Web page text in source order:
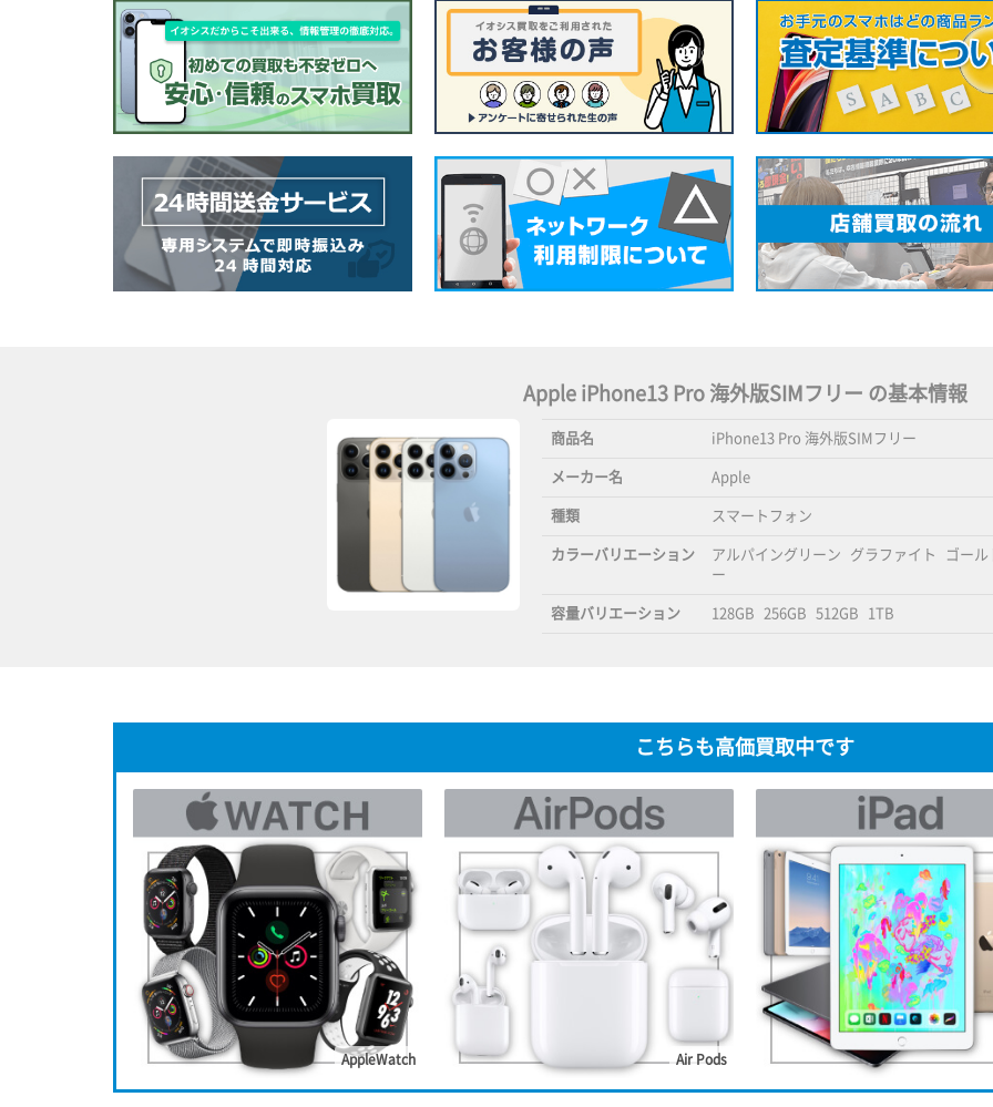
Apple iPhone13 Pro 海外版SIMフリー の基本情報
商品名 iPhone13 Pro 海外版SIMフリー
メーカー名 Apple
種類 スマートフォン
カラーバリエーション アルパイングリーン グラファイト
ゴール
ー
容量バリエーション 128GB 256GB 512GB 1TB
こちらも高価買取中です
AppleWatch Air Pods